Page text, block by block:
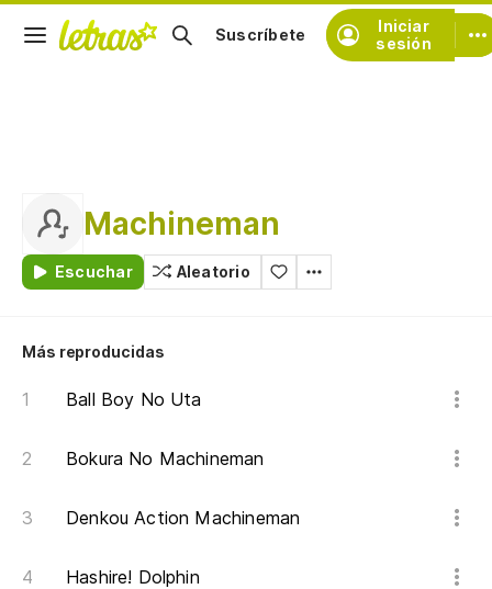
Iniciar
sesión
Suscríbete
Machineman
Escuchar Aleatorio
Más reproducidas
Ball Boy No Uta
Bokura No Machineman
Denkou Action Machineman
Hashire! Dolphin